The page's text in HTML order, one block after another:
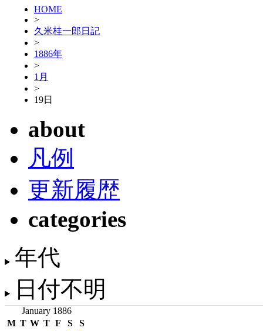
HOME
>
久米桂一郎日記
>
1886年
>
1月
>
19日
about
凡例
更新履歴
categories
年代
日付不明
January 1886
M T W T F S S